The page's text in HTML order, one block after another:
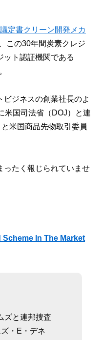
定書クリーン開発メカ
この30年間炭素クレジ
ット認証機関である
ジネスの創業社長のよ
米国司法省（DOJ）と連
米国商品先物取引委員
ったく報じられていませ
In The Market
ズと連邦捜査
・E・デネ